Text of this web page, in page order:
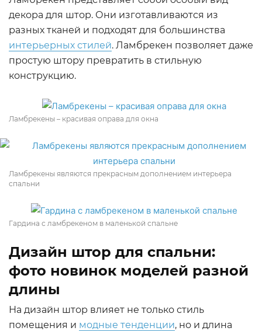
декора для штор. Они изготавливаются из
разных тканей и подходят для большинства
интерьерных стилей. Ламбрекен позволяет даже
простую штору превратить в стильную
конструкцию.
Ламбрекены – красивая оправа для окна
Ламбрекены являются прекрасным дополнением интерьера
спальни
Гардина с ламбрекеном в маленькой спальне
Дизайн штор для спальни:
фото новинок моделей разной
длины
На дизайн штор влияет не только стиль
помещения и модные тенденции, но и длина